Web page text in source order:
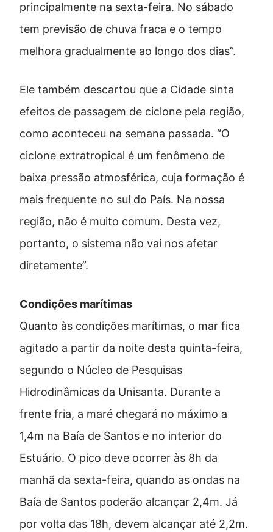
principalmente na sexta-feira. No sábado
tem previsão de chuva fraca e o tempo
melhora gradualmente ao longo dos dias”.
Ele também descartou que a Cidade sinta
efeitos de passagem de ciclone pela região,
como aconteceu na semana passada. “O
ciclone extratropical é um fenômeno de
baixa pressão atmosférica, cuja formação é
mais frequente no sul do País. Na nossa
região, não é muito comum. Desta vez,
portanto, o sistema não vai nos afetar
diretamente”.
Condições marítimas
Quanto às condições marítimas, o mar fica
agitado a partir da noite desta quinta-feira,
segundo o Núcleo de Pesquisas
Hidrodinâmicas da Unisanta. Durante a
frente fria, a maré chegará no máximo a
1,4m na Baía de Santos e no interior do
Estuário. O pico deve ocorrer às 8h da
manhã da sexta-feira, quando as ondas na
Baía de Santos poderão alcançar 2,4m. Já
por volta das 18h, devem alcançar até 2,2m.